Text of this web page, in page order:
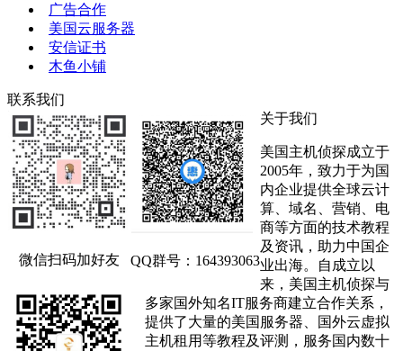
广告合作
美国云服务器
安信证书
木鱼小铺
联系我们
微信扫码加好友 QQ群号：164393063
关于我们
美国主机侦探成立于
2005年，致力于为国
内企业提供全球云计
算、域名、营销、电
商等方面的技术教程
及资讯，助力中国企
业出海。自成立以
来，美国主机侦探与
多家国外知名IT服务商建立合作关系，
提供了大量的美国服务器、国外云虚拟
主机租用等教程及评测，服务国内数十